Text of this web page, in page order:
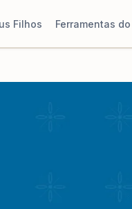
Filhos Ferramentas